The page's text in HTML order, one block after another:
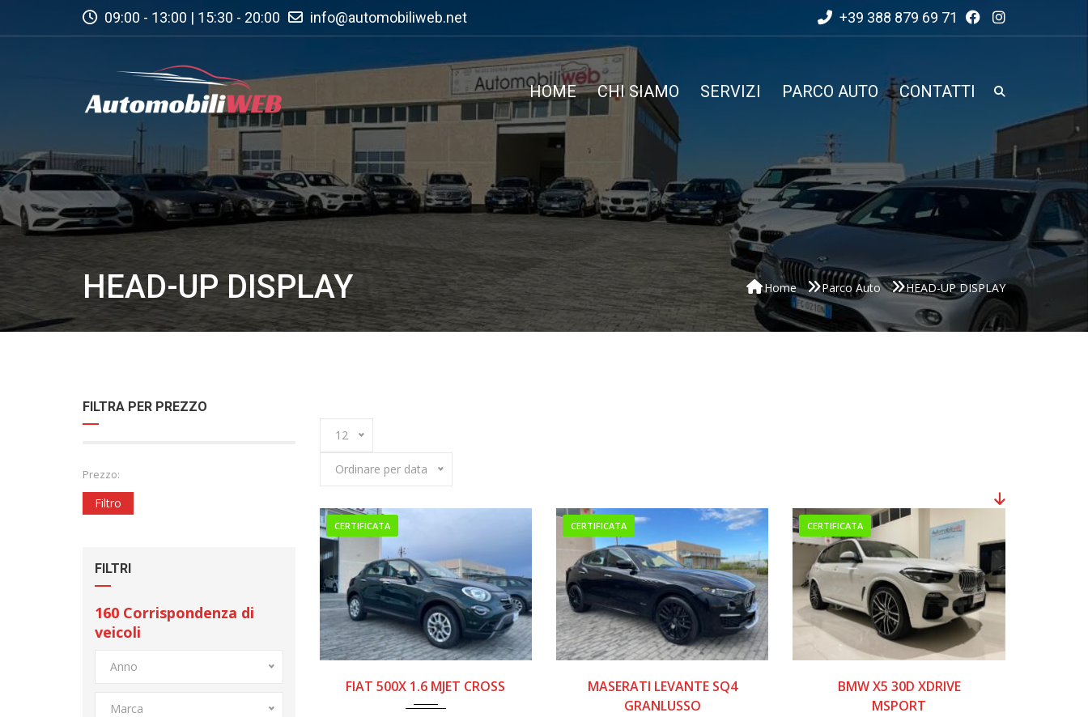
09:00 - 13:00 | 15:30 - 20:00 info@automobiliweb.net +39 388 879 69 71
HOME CHI SIAMO SERVIZI PARCO AUTO CONTATTI
HEAD-UP DISPLAY Home Parco Auto HEAD-UP DISPLAY
FILTRA PER PREZZO
Prezzo:
Filtro
FILTRI
160 Corrispondenza di
veicoli
Anno
Marca
12
Ordinare per data
CERTIFICATA
2019 175000
FIAT 500X 1.6 MJET CROSS
CERTIFICATA
2021 99000
MASERATI LEVANTE SQ4
GRANLUSSO
CERTIFICATA
2019 110000
BMW X5 30D XDRIVE
MSPORT